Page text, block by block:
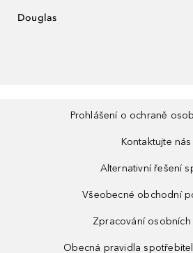
Douglas
Prohlášení o ochraně
Kontaktujte nás
Alternativní řešení
Všeobecné obchodní
Zpracování osobních
Obecná pravidla